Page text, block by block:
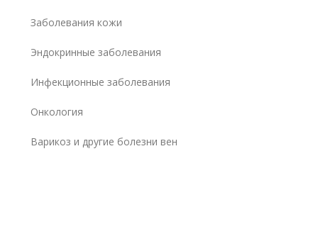
Заболевания кожи
Эндокринные заболевания
Инфекционные заболевания
Онкология
Варикоз и другие болезни вен